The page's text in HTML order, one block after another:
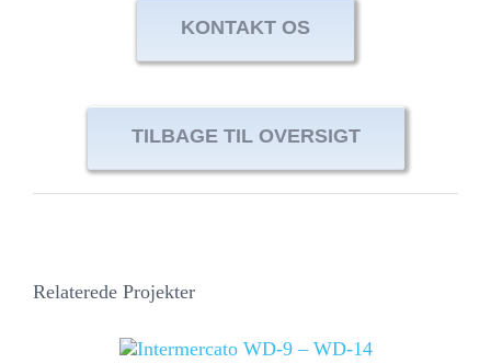
KONTAKT OS
TILBAGE TIL OVERSIGT
Relaterede Projekter